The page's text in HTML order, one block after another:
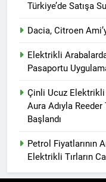
Türkiye’de Satışa
Dacia, Citroen
Elektrikli
Pasaportu
Çinli Ucuz Elektrikli
Aura Adıyla
Başlandı
Petrol Fiyatlarının
Elektrikli Tırların